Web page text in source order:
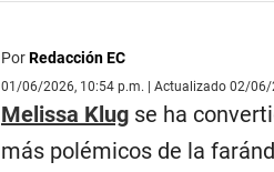
PorRedacción EC
01/06/2026, 10:54 p.m. | Actualizado 02/06/
Melissa Klugse ha
más polémicos de la